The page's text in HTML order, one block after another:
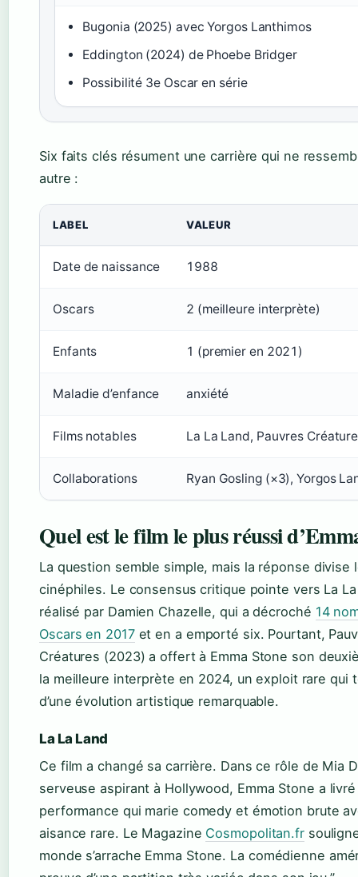
Bugonia (2025) avec Yorgos Lanthimos
Eddington (2024) de Phoebe Bridger
Possibilité 3e Oscar en série
Six faits clés résument une carrière qui ne
autre :
LABEL VALEUR
Date de naissance 1988
Oscars 2 (meilleure interprète)
Enfants 1 (premier en 2021)
Maladie d’enfance anxiété
Films notables La La Land, Pauvres
Collaborations Ryan Gosling (×3), Yorgos
Quel est le film le plus réussi
La question semble simple, mais la réponse divise
cinéphiles. Le consensus critique pointe vers La
réalisé par Damien Chazelle, qui a décroché 14
Oscars en 2017et en a emporté six. Pourtant,
Créatures (2023) a offert à Emma Stone son
la meilleure interprète en 2024, un exploit rare qui
d’une évolution artistique remarquable.
La La Land
Ce film a changé sa carrière. Dans ce rôle de Mia
serveuse aspirant à Hollywood, Emma Stone a
performance qui marie comedy et émotion brute
aisance rare. Le Magazine Cosmopolitan.fr
monde s’arrache Emma Stone. La comédienne